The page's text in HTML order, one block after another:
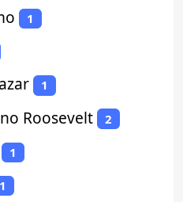
1
1
Roosevelt 2
1
1